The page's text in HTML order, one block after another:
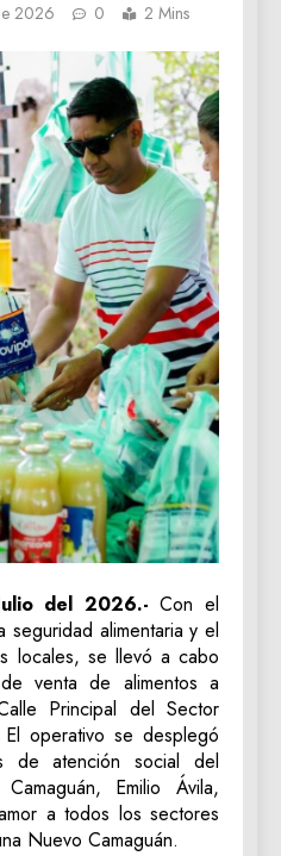
2026 0 2 Mins
del 2026.-Con el
alimentaria y el
locales, se llevó a cabo
venta de alimentos a
Principal del Sector
operativo se desplegó
de atención social del
Emilio Ávila,
a todos los sectores
Nuevo Camaguán.